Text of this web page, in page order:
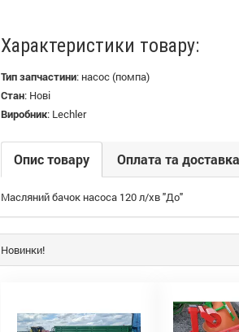
Характеристики товару:
Тип запчастини: насос (помпа)
Стан: Нові
Виробник: Lechler
Опис товару Оплата та доставка
Масляний бачок насоса 120 л/хв "До"
Новинки!